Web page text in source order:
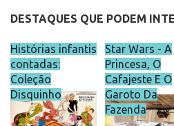
DESTAQUES QUE PODEM
Histórias infantis
contadas:
Coleção
Disquinho
Star Wars - A
Princesa, O
Cafajeste E O
Garoto Da
Fazenda